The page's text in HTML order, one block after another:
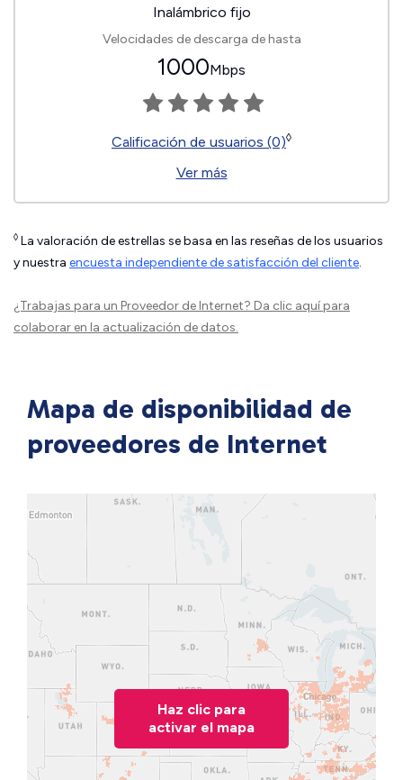
Inalámbrico fijo
Velocidades de descarga de hasta
1000Mbps
Calificación de usuarios (0)◊
Ver más
◊ La valoración de estrellas se basa en las reseñas de los usuarios
y nuestra encuesta independiente de satisfacción del cliente.
¿Trabajas para un Proveedor de Internet? Da clic aquípara
colaborar en la actualización de datos.
Mapa de disponibilidad de
proveedores de Internet
Haz clic para
activar el mapa